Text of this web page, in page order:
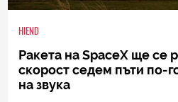
HIEND
Ракета на SpaceX ще се
скорост седем пъти по-
на звука